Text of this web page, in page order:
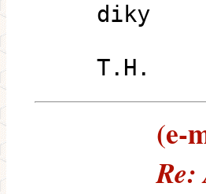
diky
T.H.
(e-
Re: